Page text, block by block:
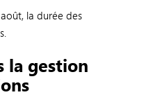
la durée des
la gestion